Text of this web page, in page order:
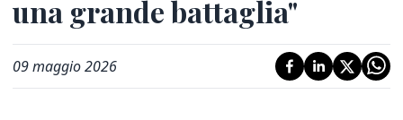
una grande battaglia"
09 maggio 2026